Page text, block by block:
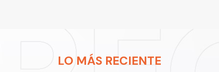
LO MÁS RECIENTE